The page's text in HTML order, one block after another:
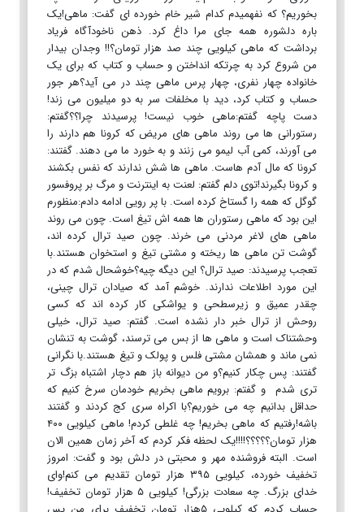
بخوریم؟ که نفهمیدم کدام شیر خام خورده ای گفت: ماهی!یک
باره دلشوره همه جای مرا داغ کرد. ذهن ناخودآگاه فریاد
برداشت که ماهی کیلویی چند صد هزار تومان؟!! وجدان بیدار
من شروع کرد به چرتکه انداختن و حساب و کتاب که برای یک
خانواده چهار نفری، چهار پرس ماهی چند در می آید؟هر جور
حساب و کتاب کرد، دید با مخلفات سر به دو میلیون می زند!
دست پاچه گفتم:ماهی خوب نیست! پرسیدند چرا؟؟گفتم:
رستورانی ها می روند ماهی های مریض که کرونا هم دارند را
می آورند، کمی آب لیمو می زنند و به خورد ما می دهند. گفتند:
کرونا که مال آدم هاست. ماهی ها شش ندارند که نفس بکشند
و کرونا بگیرند!توی دلم گفتم: لعنت به اینترنت و مرگ بر پروفسور
گوگل که همه را گستاخ کرده است. با پر رویی ادامه دادم:منظورم
این بود که ماهی رستوران ها همه اش تیغ است. چون می روند
ماهی های لاغر مردنی می خرند. چون صید ترال کرده اند،
گوشت تن ماهی ها ریخته و مشتی تیغ و استخوان هستند.با
تعجب پرسیدند: صید ترال؟ این دیگه چیه؟خوشحال شدم که در
این مورد اطلاعات ندارند. خوشم آمد که صیادان ترال چینی،
چقدر عمیق و زیرسطحی و یواشکی کار کرده اند که کسی
روحش از ترال خبر دار نشده است. گفتم: صید ترال، خیلی
وحشتناک است و ماهی ها از بس می ترسند، گوشت به تنشان
نمی ماند و همشان مشتی فلس و پولک و تیغ هستند.با نگرانی
گفتند: پس چکار کنیم؟و من دیوانه باز هم دچار اشتباه بزگ تر
تری شدم و گفتم: برویم ماهی بخریم خودمان سرخ کنیم که
حداقل بدانیم چه می خوریم؟با اکراه سری کج کردند و گفتند
باشه!رفتیم که ماهی بخریم! چه غلطی کردم! ماهی کیلویی ۴۰۰
هزار تومان؟؟؟؟؟!!!!یک لحظه فکر کردم که آخر زمان همین الان
است. البته فروشنده مهر و محبتی در دلش بود و گفت: امروز
تخفیف خورده، کیلویی ۳۹۵ هزار تومان تقدیم می کنم!وای
خدای بزرگ. چه سعادت بزرگی! کیلویی ۵ هزار تومان تخفیف!